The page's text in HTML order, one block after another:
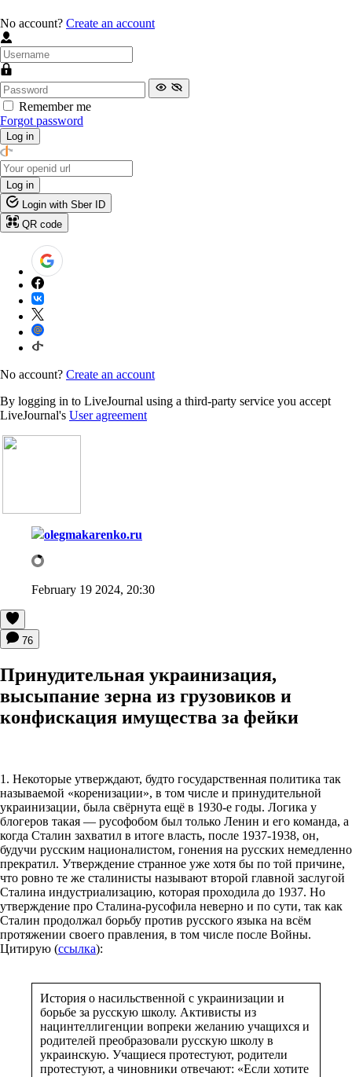
No account? Create an account
Remember me
Forgot password
Log in
Log in
Login with Sber ID
QR code
No account? Create an account
By logging in to LiveJournal using a third-party service you accept
LiveJournal's User agreement
olegmakarenko.ru
February 19 2024, 20:30
76
Принудительная украинизация,
высыпание зерна из грузовиков и
конфискация имущества за фейки
1. Некоторые утверждают, будто государственная политика так
называемой «коренизации», в том числе и принудительной
украинизации, была свёрнута ещё в 1930-е годы. Логика у
блогеров такая — русофобом был только Ленин и его команда, а
когда Сталин захватил в итоге власть, после 1937-1938, он,
будучи русским националистом, гонения на русских немедленно
прекратил. Утверждение странное уже хотя бы по той причине,
что ровно те же сталинисты называют второй главной заслугой
Сталина индустриализацию, которая проходила до 1937. Но
утверждение про Сталина-русофила неверно и по сути, так как
Сталин продолжал борьбу против русского языка на всём
протяжении своего правления, в том числе после Войны.
Цитирую (ссылка):
История о насильственной с украинизации и
борьбе за русскую школу. Активисты из
нацинтеллигенции вопреки желанию учащихся и
родителей преобразовали русскую школу в
украинскую. Учащиеся протестуют, родители
протестуют, а чиновники отвечают: «Если хотите